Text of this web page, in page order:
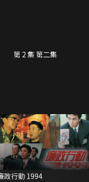
第 2 集 第二集
政行動 1994